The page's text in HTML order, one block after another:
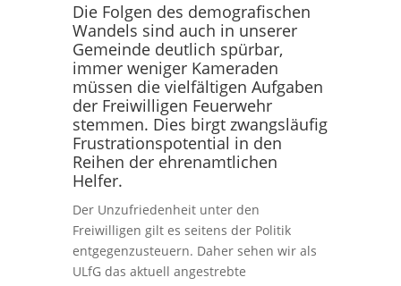
Die Folgen des demografischen
Wandels sind auch in unserer
Gemeinde deutlich spürbar,
immer weniger Kameraden
müssen die vielfältigen Aufgaben
der Freiwilligen Feuerwehr
stemmen. Dies birgt zwangsläufig
Frustrationspotential in den
Reihen der ehrenamtlichen
Helfer.
Der Unzufriedenheit unter den
Freiwilligen gilt es seitens der Politik
entgegenzusteuern. Daher sehen wir als
ULfG das aktuell angestrebte